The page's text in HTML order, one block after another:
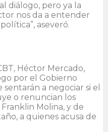
diálogo, pero ya la
nos da a entender
aseveró.
Héctor Mercado,
por el Gobierno
a negociar si el
o renuncian los
Molina, y de
a quienes acusa de